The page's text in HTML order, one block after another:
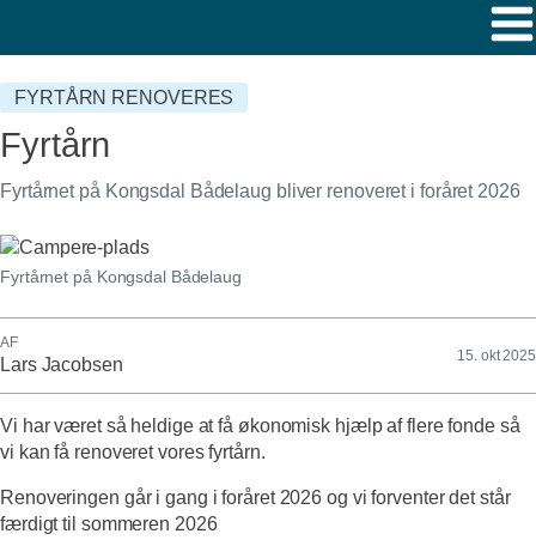
FYRTÅRN RENOVERES
Fyrtårn
Fyrtårnet på Kongsdal Bådelaug bliver renoveret i foråret 2026
Fyrtårnet på Kongsdal Bådelaug
AF
Lars Jacobsen 15. okt 2025
Vi har været så heldige at få økonomisk hjælp af flere fonde så
vi kan få renoveret vores fyrtårn.
Renoveringen går i gang i foråret 2026 og vi forventer det står
færdigt til sommeren 2026